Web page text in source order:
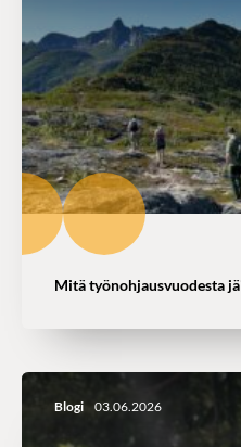
Mitä työnohjausvuodesta
Blogi 03.06.2026